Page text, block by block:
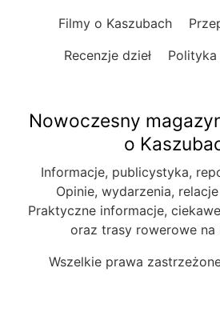
Filmy o Kaszubach
Recenzje dzieł
Nowoczesny
o
Informacje, publicystyka,
Opinie, wydarzenia,
Praktyczne informacje,
oraz trasy rowerowe na
Wszelkie prawa